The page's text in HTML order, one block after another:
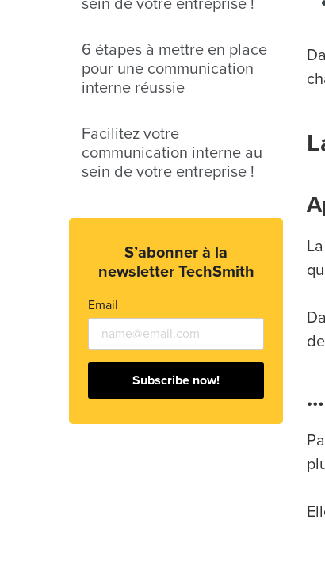
sein de votre entreprise !
6 étapes à mettre en place
pour une communication
interne réussie
Facilitez votre
communication interne au
sein de votre entreprise !
S’abonner à la
newsletter TechSmith
Email
Subscribe now!
…